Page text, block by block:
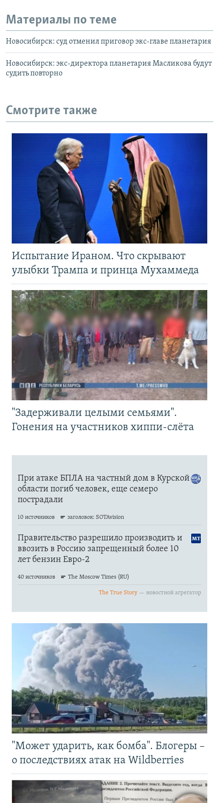
Материалы по теме
Новосибирск: суд отменил приговор экс-главе планетария
Новосибирск: экс-директора планетария Масликова будут
судить повторно
Смотрите также
Испытание Ираном. Что скрывают
улыбки Трампа и принца Мухаммеда
"Задерживали целыми семьями".
Гонения на участников хиппи-слёта
"Может ударить, как бомба". Блогеры –
о последствиях атак на Wildberries